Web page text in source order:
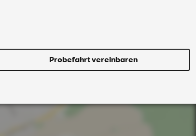
Probefahrt vereinbaren